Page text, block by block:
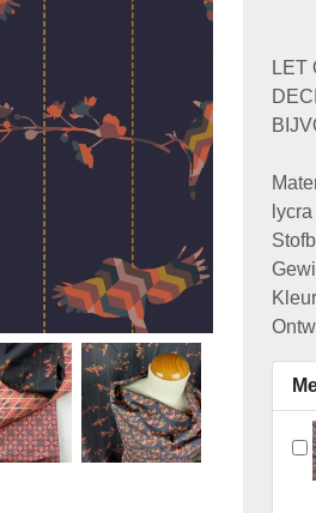
LET
lycra